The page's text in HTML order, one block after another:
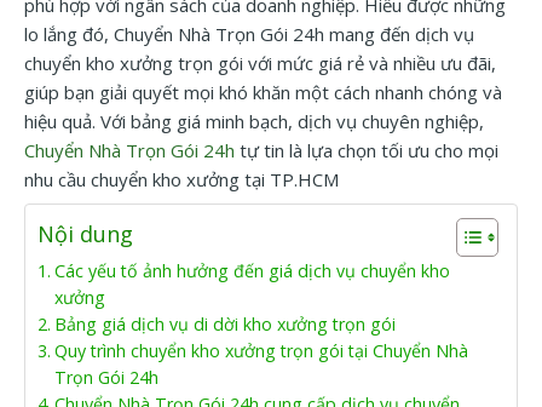
phù hợp với ngân sách của doanh nghiệp. Hiểu được những
lo lắng đó, Chuyển Nhà Trọn Gói 24h mang đến dịch vụ
chuyển kho xưởng trọn gói với mức giá rẻ và nhiều ưu đãi,
giúp bạn giải quyết mọi khó khăn một cách nhanh chóng và
hiệu quả. Với bảng giá minh bạch, dịch vụ chuyên nghiệp,
Chuyển Nhà Trọn Gói 24h tự tin là lựa chọn tối ưu cho mọi
nhu cầu chuyển kho xưởng tại TP.HCM
Nội dung
Các yếu tố ảnh hưởng đến giá dịch vụ chuyển kho
xưởng
Bảng giá dịch vụ di dời kho xưởng trọn gói
Quy trình chuyển kho xưởng trọn gói tại Chuyển Nhà
Trọn Gói 24h